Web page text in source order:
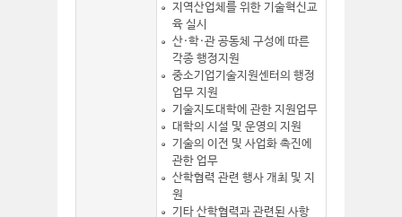
지역산업체를 위한 기술혁신교
육 실시
산·학·관 공동체 구성에 따른
각종 행정지원
중소기업기술지원센터의 행정
업무 지원
기술지도대학에 관한 지원업무
대학의 시설 및 운영의 지원
기술의 이전 및 사업화 촉진에
관한 업무
산학협력 관련 행사 개최 및 지
원
기타 산학협력과 관련된 사항